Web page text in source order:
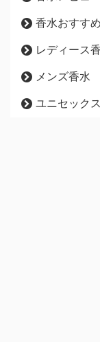
香水おすすめ
レディース
メンズ香水
ユニセック